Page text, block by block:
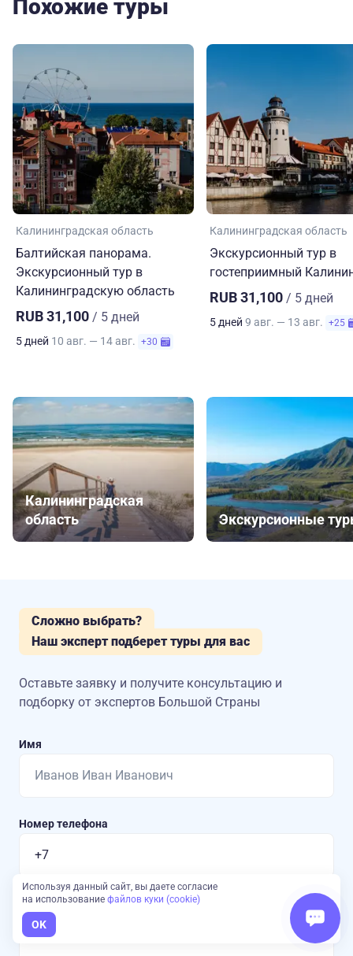
Похожие туры
Калининградская область
Балтийская панорама.
Экскурсионный тур в
Калининградскую область
RUB 31,100 / 5 дней
5 дней 10 авг. — 14 авг. +30
Калининградская область
Экскурсионный тур в
гостеприимный
RUB 31,100 / 5 дней
5 дней 9 авг. — 13 авг. +25
Калининградская
область
Экскурсионные
Сложно выбрать?
Наш эксперт подберет туры для вас
Оставьте заявку и получите консультацию и
подборку от экспертов Большой Страны
Имя
Номер телефона
Куда хотите поехать?
Используя данный сайт, вы даете согласие
на использование файлов куки (cookie)
OK